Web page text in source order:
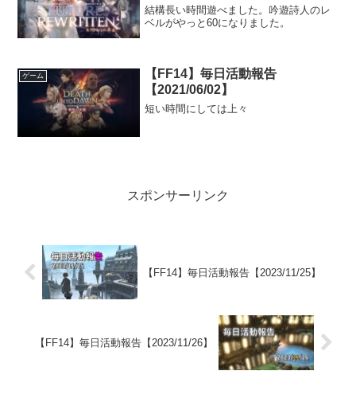
結構長い時間遊べました。吟遊詩人のレ
ベルがやっと60になりました。
ゲーム
【FF14】毎日活動報告
【2021/06/02】
短い時間にしては上々
スポンサーリンク
【FF14】毎日活動報告【2023/11/25】
【FF14】毎日活動報告【2023/11/26】